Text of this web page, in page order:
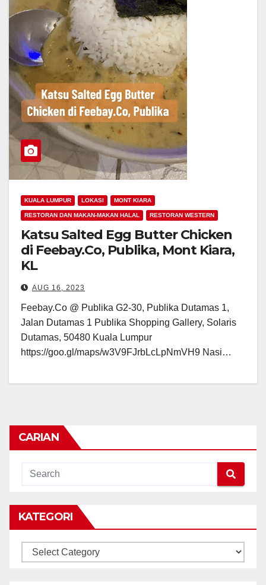
KUALA LUMPUR LOKASI MONT KIARA
RESTORAN DAN MAKAN-MAKAN HALAL RESTORAN WESTERN
Katsu Salted Egg Butter Chicken
di Feebay.Co, Publika, Mont Kiara,
KL
AUG 16, 2023
Feebay.Co @ Publika G2-30, Publika Dutamas 1,
Jalan Dutamas 1 Publika Shopping Gallery, Solaris
Dutamas, 50480 Kuala Lumpur
https://goo.gl/maps/w3V9FJrbLcLpNmVH9 Nasi…
CARIAN
KATEGORI
KATEGORI